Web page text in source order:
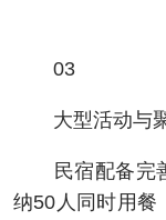
03
大型活动与
民宿配备完善
纳50人同时用餐